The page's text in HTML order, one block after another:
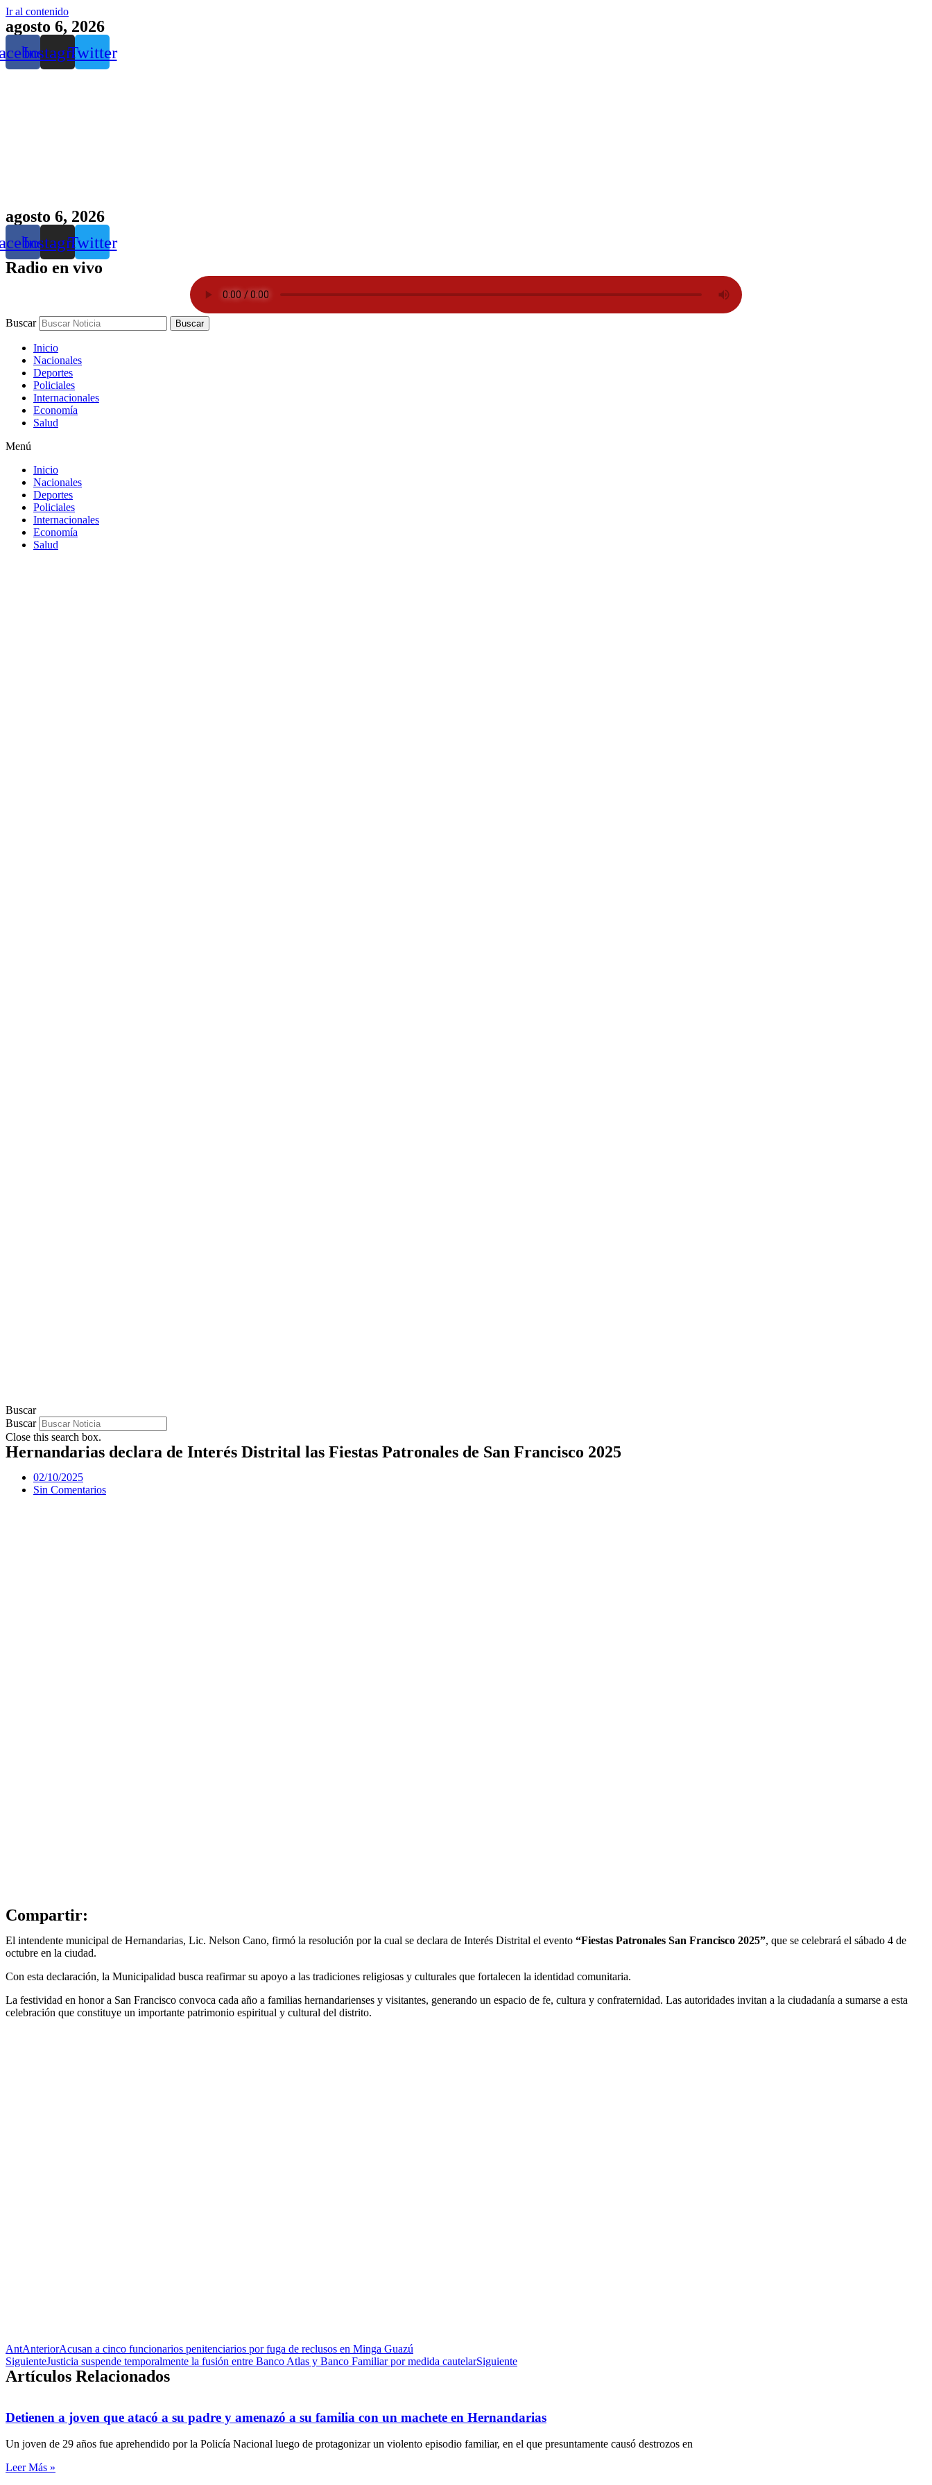
Ir al contenido
agosto 6, 2026
InstagramTwitter
agosto 6, 2026
InstagramTwitter
Radio en vivo
Buscar Buscar
Inicio
Nacionales
Deportes
Policiales
Internacionales
Economía
Salud
Menú
Inicio
Nacionales
Deportes
Policiales
Internacionales
Economía
Salud
Buscar
Buscar
Close this search box.
Hernandarias declara de Interés Distrital las Fiestas Patronales de San Francisco 2025
02/10/2025
Sin Comentarios
Compartir:
El intendente municipal de Hernandarias, Lic. Nelson Cano, firmó la resolución por la cual se declara de Interés Distrital el evento “Fiestas Patronales San Francisco 2025”, que se celebrará el sábado 4 de
octubre en la ciudad.
Con esta declaración, la Municipalidad busca reafirmar su apoyo a las tradiciones religiosas y culturales que fortalecen la identidad comunitaria.
La festividad en honor a San Francisco convoca cada año a familias hernandarienses y visitantes, generando un espacio de fe, cultura y confraternidad. Las autoridades invitan a la ciudadanía a sumarse a esta
celebración que constituye un importante patrimonio espiritual y cultural del distrito.
AntAnteriorAcusan a cinco funcionarios penitenciarios por fuga de reclusos en Minga Guazú
SiguienteJusticia suspende temporalmente la fusión entre Banco Atlas y Banco Familiar por medida cautelarSiguiente
Artículos Relacionados
Detienen a joven que atacó a su padre y amenazó a su familia con un machete en Hernandarias
Un joven de 29 años fue aprehendido por la Policía Nacional luego de protagonizar un violento episodio familiar, en el que presuntamente causó destrozos en
Leer Más »